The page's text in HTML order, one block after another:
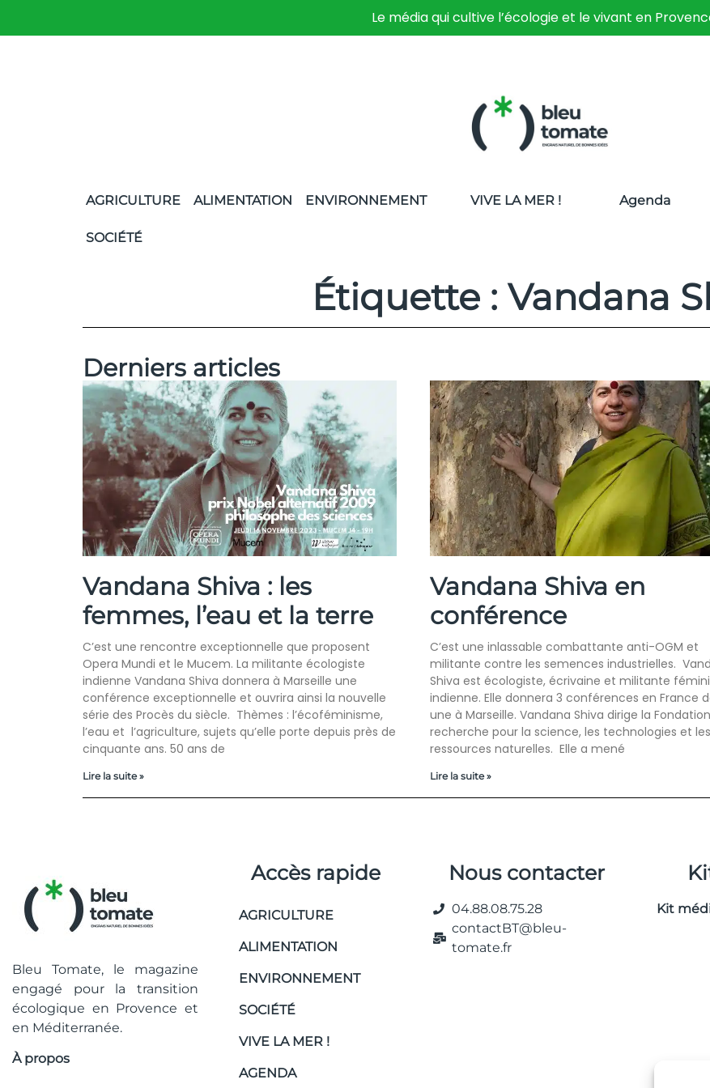
Le média qui cultive l’écologie et le vivant en
AGRICULTURE ALIMENTATION ENVIRONNEMENT
SOCIÉTÉ
VIVE LA MER ! Agenda
Étiquette : Vandana
Derniers articles
Vandana Shiva : les
femmes, l’eau et la terre
C’est une rencontre exceptionnelle que proposent
Opera Mundi et le Mucem. La militante écologiste
indienne Vandana Shiva donnera à Marseille une
conférence exceptionnelle et ouvrira ainsi la nouvelle
série des Procès du siècle. Thèmes : l’écoféminisme,
l’eau et l’agriculture, sujets qu’elle porte depuis près de
cinquante ans. 50 ans de
Lire la suite »
Vandana Shiva en
conférence
C’est une inlassable combattante anti-OGM et
militante contre les semences industrielles.
Shiva est écologiste, écrivaine et militante
indienne. Elle donnera 3 conférences en France
une à Marseille. Vandana Shiva dirige la
recherche pour la science, les technologies et les
ressources naturelles. Elle a mené
Lire la suite »
Bleu Tomate, le magazine
engagé pour la transition
écologique en Provence et
en Méditerranée.
À propos
Accès rapide
AGRICULTURE
ALIMENTATION
ENVIRONNEMENT
SOCIÉTÉ
VIVE LA MER !
AGENDA
Nous contacter
04.88.08.75.28
contactBT@bleu-
tomate.fr
Kit